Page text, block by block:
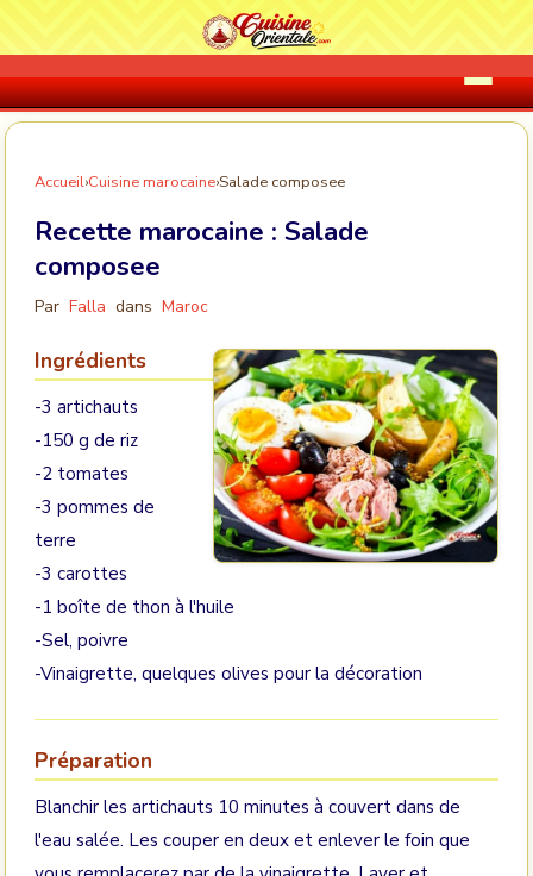
Accueil›Cuisine marocaine›Salade composee
Recette marocaine : Salade
composee
Par Falla dans Maroc
Ingrédients
-3 artichauts
-150 g de riz
-2 tomates
-3 pommes de
terre
-3 carottes
-1 boîte de thon à l'huile
-Sel, poivre
-Vinaigrette, quelques olives pour la décoration
Préparation
Blanchir les artichauts 10 minutes à couvert dans de
l'eau salée. Les couper en deux et enlever le foin que